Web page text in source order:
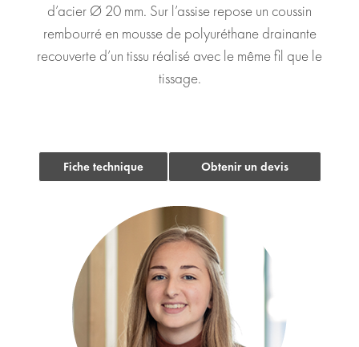
d’acier Ø 20 mm. Sur l’assise repose un coussin
rembourré en mousse de polyuréthane drainante
recouverte d’un tissu réalisé avec le même fil que le
tissage.
Fiche technique Obtenir un devis